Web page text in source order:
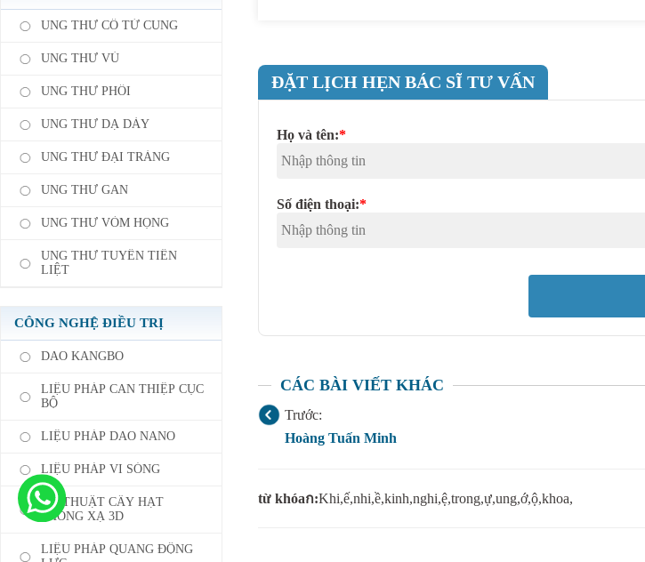
UNG THƯ CỔ TỬ CUNG
UNG THƯ VÚ
UNG THƯ PHỔI
UNG THƯ DẠ DÀY
UNG THƯ ĐẠI TRÀNG
UNG THƯ GAN
UNG THƯ VÒM HỌNG
UNG THƯ TUYẾN TIỀN
LIỆT
CÔNG NGHỆ ĐIỀU TRỊ
DAO KANGBO
LIỆU PHÁP CAN THIỆP CỤC
BỘ
LIỆU PHÁP DAO NANO
LIỆU PHÁP VI SÓNG
KỸ THUẬT CẤY HẠT
PHÓNG XẠ 3D
LIỆU PHÁP QUANG ĐỘNG
ĐẶT LỊCH HẸN BÁC SĨ TƯ VẤN
Họ và tên:*
Số điện thoại:*
CÁC BÀI VIẾT KHÁC
Trước:
Hoàng Tuấn Minh
từ khóaก:Khi,ế,nhi,ề,kinh,nghi,ệ,trong,ự,ung,ớ,ộ,khoa,